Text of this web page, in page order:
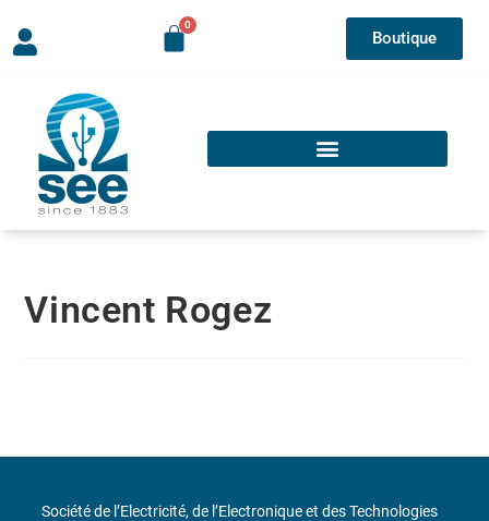
Boutique
Vincent Rogez
Société de l’Electricité, de l’Electronique et des Technologies